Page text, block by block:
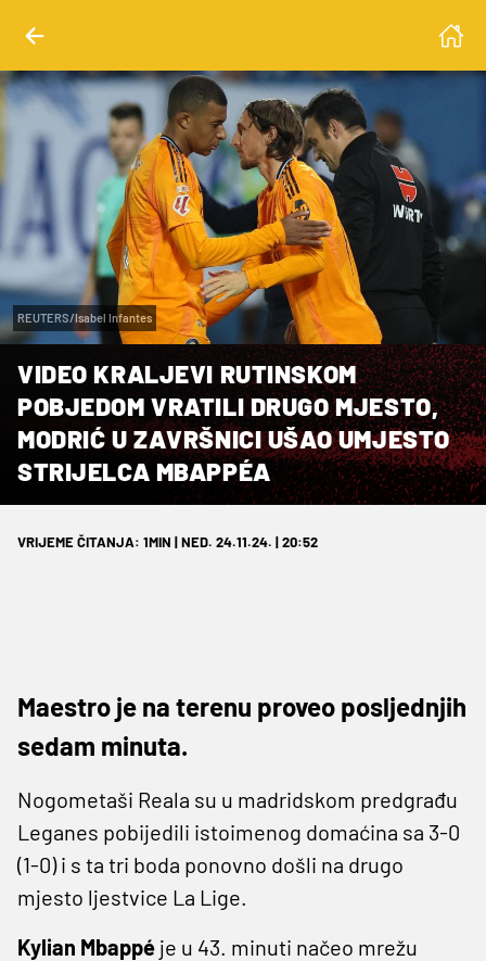
REUTERS/Isabel Infantes
VIDEO KRALJEVI RUTINSKOM
POBJEDOM VRATILI DRUGO MJESTO,
MODRIĆ U ZAVRŠNICI UŠAO UMJESTO
STRIJELCA MBAPPÉA
VRIJEME ČITANJA: 1MIN | NED. 24.11.24. | 20:52
Maestro je na terenu proveo posljednjih
sedam minuta.
Nogometaši Reala su u madridskom predgrađu
Leganes pobijedili istoimenog domaćina sa 3-0
(1-0) i s ta tri boda ponovno došli na drugo
mjesto ljestvice La Lige.
Kylian Mbappé je u 43. minuti načeo mrežu